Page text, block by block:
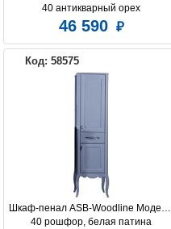
40 антикварный орех
46 590
Код: 58575
Шкаф-пенал ASB-Woodline Модерн
40 рошфор, белая патина